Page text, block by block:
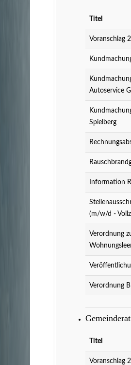
Titel
Voranschlag
Autoservice
Spielberg
Information
(m/w/d -
Verordnung
Verordnung
Titel
Voranschlag